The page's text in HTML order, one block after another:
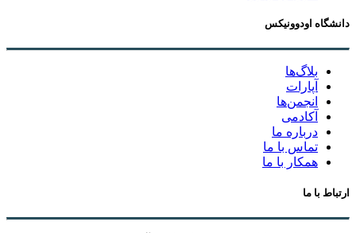
دانشگاه اودوونیکس
بلاگ‌ها
آپارات
انجمن‌ها
آکادمی
درباره ما
تماس با ما
همکار با ما
ارتباط با ما